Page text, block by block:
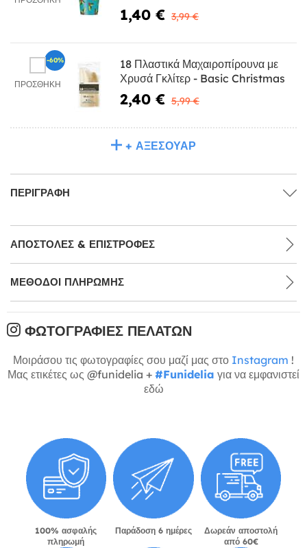
1,40 € 3,99 €
ΠΡΟΣΘΉΚΗ
18 Πλαστικά Μαχαιροπίρουνα με
Χρυσά Γκλίτερ - Basic Christmas
2,40 € 5,99 €
-60%
+ ΑΞΕΣΟΥΆΡ
ΠΕΡΙΓΡΑΦΉ
ΑΠΟΣΤΟΛΈΣ & ΕΠΙΣΤΡΟΦΈΣ
ΜΕΘΌΔΟΙ ΠΛΗΡΩΜΉΣ
ΦΩΤΟΓΡΑΦΊΕΣ ΠΕΛΑΤΏΝ
Μοιράσου τις φωτογραφίες σου μαζί μας στο Instagram !
Μας ετικέτες ως @funidelia + #Funidelia για να εμφανιστεί
εδώ
100% ασφαλής
πληρωμή
Παράδοση 6 ημέρες
Δωρεάν αποστολή
από 60€